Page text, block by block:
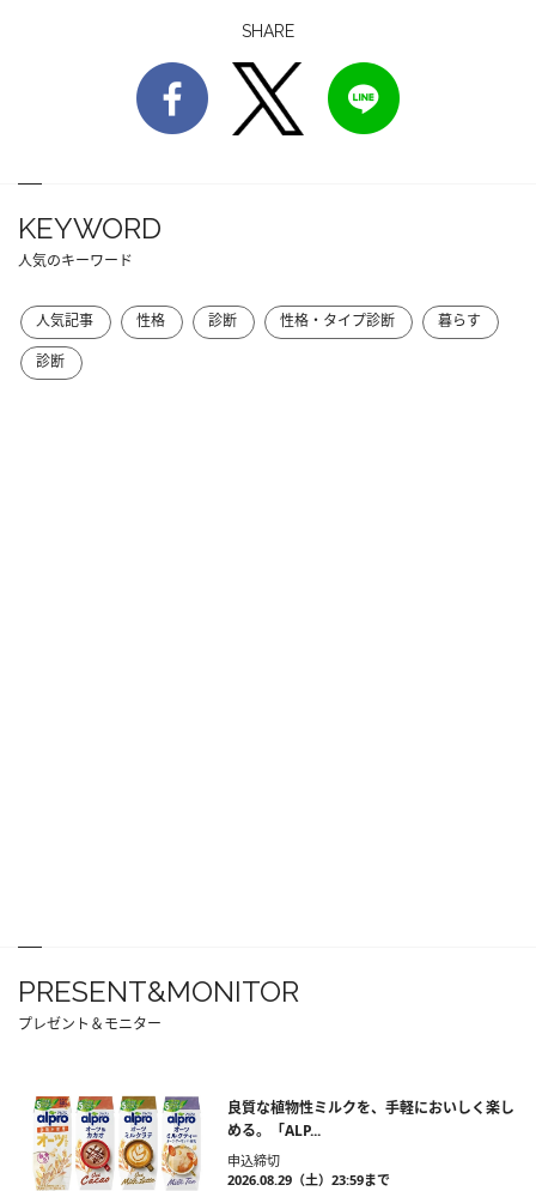
SHARE
KEYWORD
人気のキーワード
人気記事 性格 診断 性格・タイプ診断
暮らす
診断
PRESENT&MONITOR
プレゼント＆モニター
良質な植物性ミルクを、手軽においしく楽し
める。「ALP...
申込締切
2026.08.29（土）23:59まで